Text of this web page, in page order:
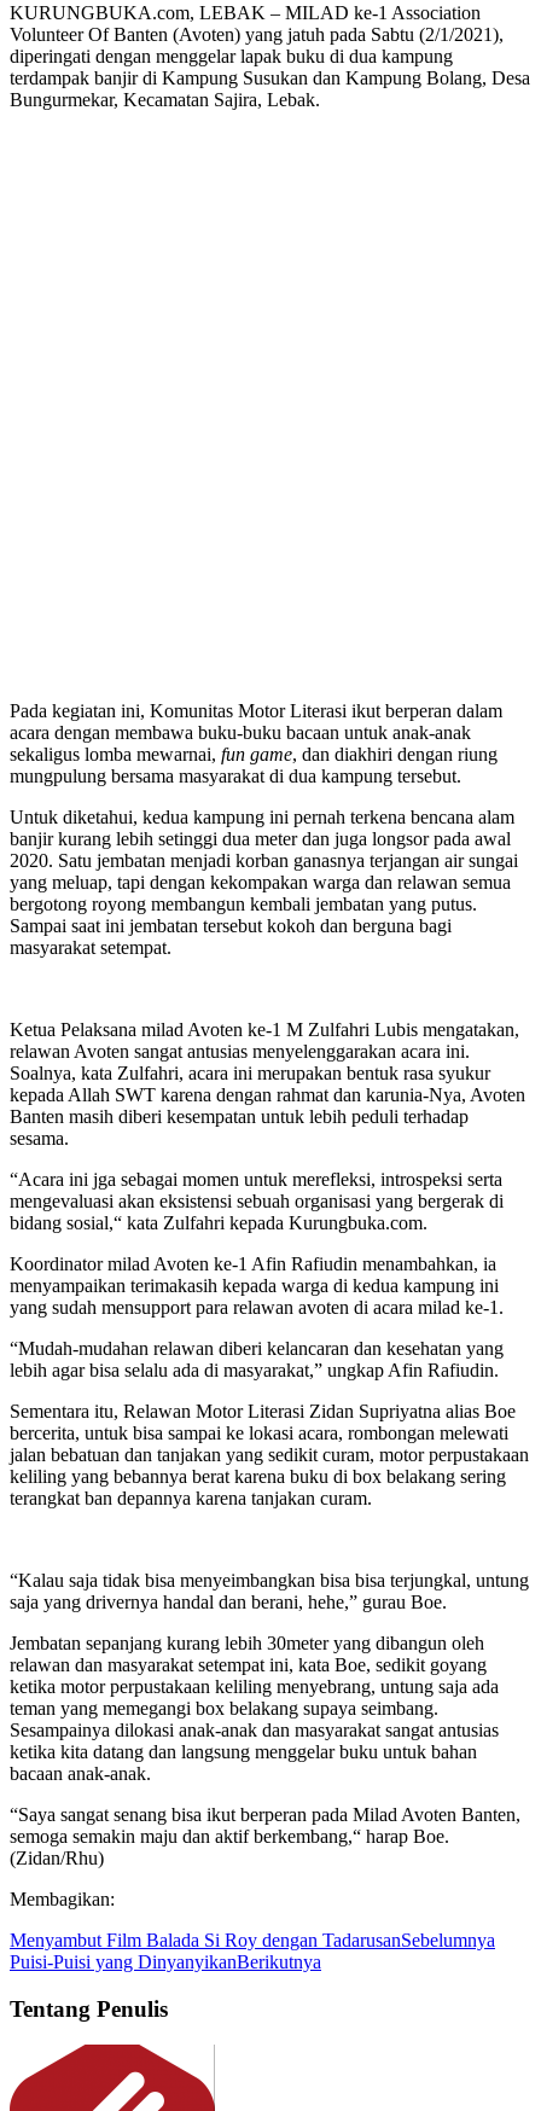
KURUNGBUKA.com, LEBAK – MILAD ke-1 Association
Volunteer Of Banten (Avoten) yang jatuh pada Sabtu (2/1/2021),
diperingati dengan menggelar lapak buku di dua kampung
terdampak banjir di Kampung Susukan dan Kampung Bolang, Desa
Bungurmekar, Kecamatan Sajira, Lebak.
Pada kegiatan ini, Komunitas Motor Literasi ikut berperan dalam
acara dengan membawa buku-buku bacaan untuk anak-anak
sekaligus lomba mewarnai, fun game, dan diakhiri dengan riung
mungpulung bersama masyarakat di dua kampung tersebut.
Untuk diketahui, kedua kampung ini pernah terkena bencana alam
banjir kurang lebih setinggi dua meter dan juga longsor pada awal
2020. Satu jembatan menjadi korban ganasnya terjangan air sungai
yang meluap, tapi dengan kekompakan warga dan relawan semua
bergotong royong membangun kembali jembatan yang putus.
Sampai saat ini jembatan tersebut kokoh dan berguna bagi
masyarakat setempat.
Ketua Pelaksana milad Avoten ke-1 M Zulfahri Lubis mengatakan,
relawan Avoten sangat antusias menyelenggarakan acara ini.
Soalnya, kata Zulfahri, acara ini merupakan bentuk rasa syukur
kepada Allah SWT karena dengan rahmat dan karunia-Nya, Avoten
Banten masih diberi kesempatan untuk lebih peduli terhadap
sesama.
“Acara ini jga sebagai momen untuk merefleksi, introspeksi serta
mengevaluasi akan eksistensi sebuah organisasi yang bergerak di
bidang sosial,“ kata Zulfahri kepada Kurungbuka.com.
Koordinator milad Avoten ke-1 Afin Rafiudin menambahkan, ia
menyampaikan terimakasih kepada warga di kedua kampung ini
yang sudah mensupport para relawan avoten di acara milad ke-1.
“Mudah-mudahan relawan diberi kelancaran dan kesehatan yang
lebih agar bisa selalu ada di masyarakat,” ungkap Afin Rafiudin.
Sementara itu, Relawan Motor Literasi Zidan Supriyatna alias Boe
bercerita, untuk bisa sampai ke lokasi acara, rombongan melewati
jalan bebatuan dan tanjakan yang sedikit curam, motor perpustakaan
keliling yang bebannya berat karena buku di box belakang sering
terangkat ban depannya karena tanjakan curam.
“Kalau saja tidak bisa menyeimbangkan bisa bisa terjungkal, untung
saja yang drivernya handal dan berani, hehe,” gurau Boe.
Jembatan sepanjang kurang lebih 30meter yang dibangun oleh
relawan dan masyarakat setempat ini, kata Boe, sedikit goyang
ketika motor perpustakaan keliling menyebrang, untung saja ada
teman yang memegangi box belakang supaya seimbang.
Sesampainya dilokasi anak-anak dan masyarakat sangat antusias
ketika kita datang dan langsung menggelar buku untuk bahan
bacaan anak-anak.
“Saya sangat senang bisa ikut berperan pada Milad Avoten Banten,
semoga semakin maju dan aktif berkembang,“ harap Boe.
(Zidan/Rhu)
Membagikan:
Menyambut Film Balada Si Roy dengan TadarusanSebelumnya
Puisi-Puisi yang DinyanyikanBerikutnya
Tentang Penulis